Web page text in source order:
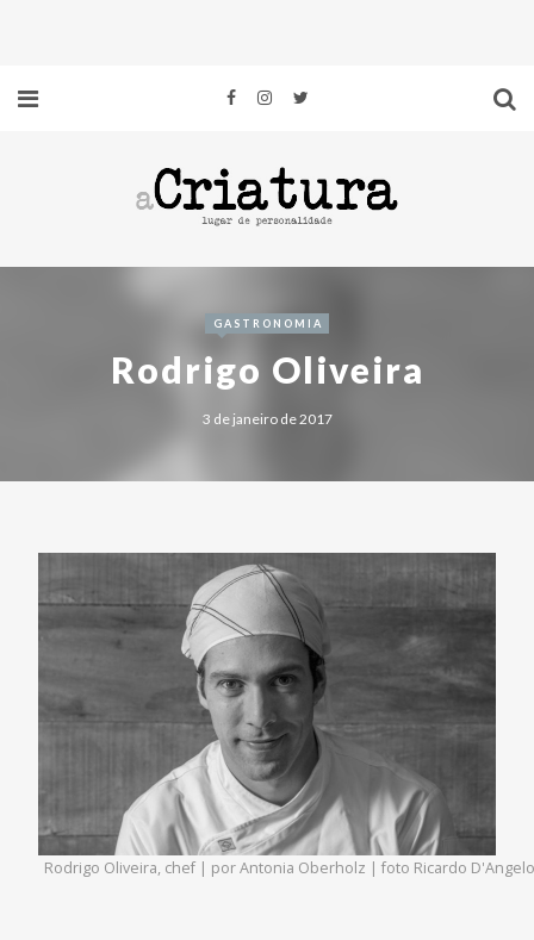
GASTRONOMIA
Rodrigo Oliveira
3 de janeiro de 2017
Rodrigo Oliveira, chef | por Antonia Oberholz | foto Ricardo